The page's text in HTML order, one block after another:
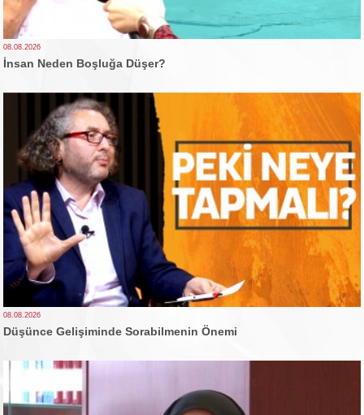
08.08.2026
İnsan Neden Boşluğa Düşer?
08.08.2026
Düşünce Gelişiminde Sorabilmenin Önemi